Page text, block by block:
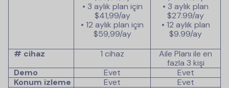
• 3 aylık plan için
$41,99/ay
• 12 aylık plan için
$59,99/ay
• 3 aylık plan
$27.99/ay
• 12 aylık plan
$9.99/ay
# cihaz
1 cihaz
Aile Planı ile en
fazla 3 kişi
Demo
Evet
Evet
Konum izleme
Evet
Evet